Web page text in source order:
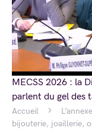
Accueil
bijouterie, joaillerie,
MECSS 2026 : la
parlent du gel des